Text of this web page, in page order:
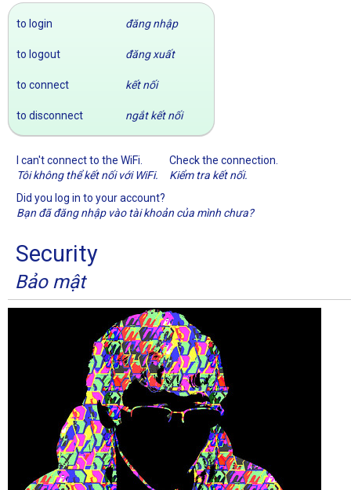
to login đăng nhập
to logout đăng xuất
to connect kết nối
to disconnect ngắt kết nối
I can't connect to the WiFi.
Tôi không thể kết nối với WiFi.
Check the connection.
Kiểm tra kết nối.
Did you log in to your account?
Bạn đã đăng nhập vào tài khoản của mình chưa?
Security
Bảo mật